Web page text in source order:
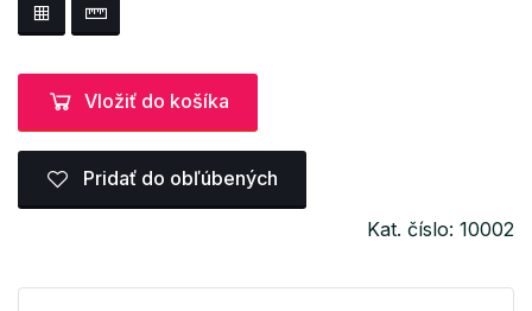
Vložiť do košíka
Pridať do obľúbených
Kat. číslo: 10002